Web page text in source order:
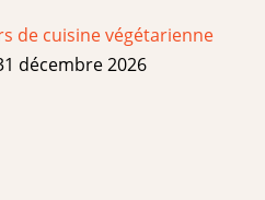
de cuisine végétarienne
décembre 2026